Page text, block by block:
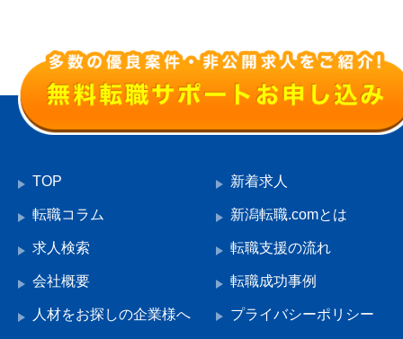
TOP 新着求人
転職コラム 新潟転職.comとは
求人検索 転職支援の流れ
会社概要 転職成功事例
人材をお探しの企業様へ プライバシーポリシー